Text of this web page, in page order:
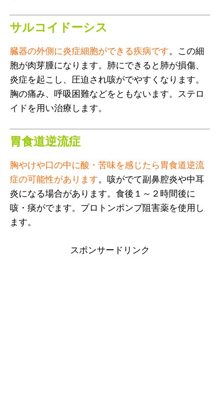
サルコイドーシス
臓器の外側に炎症細胞ができる疾病です。この細
胞が肉芽腫になります。肺にできると肺が損傷、
炎症を起こし、圧迫され咳がでやすくなります。
胸の痛み、呼吸困難などをともないます。ステロ
イドを用い治療します。
胃食道逆流症
胸やけや口の中に酸・苦味を感じたら胃食道逆流
症の可能性があります。咳がでて副鼻腔炎や中耳
炎になる場合があります。食後１～２時間後に
咳・痰がでます。プロトンポンプ阻害薬を使用し
ます。
スポンサードリンク